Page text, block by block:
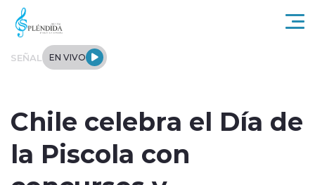
Click acá para ir directamente al contenido
SEÑAL EN VIVO
Chile celebra el Día de
la Piscola con